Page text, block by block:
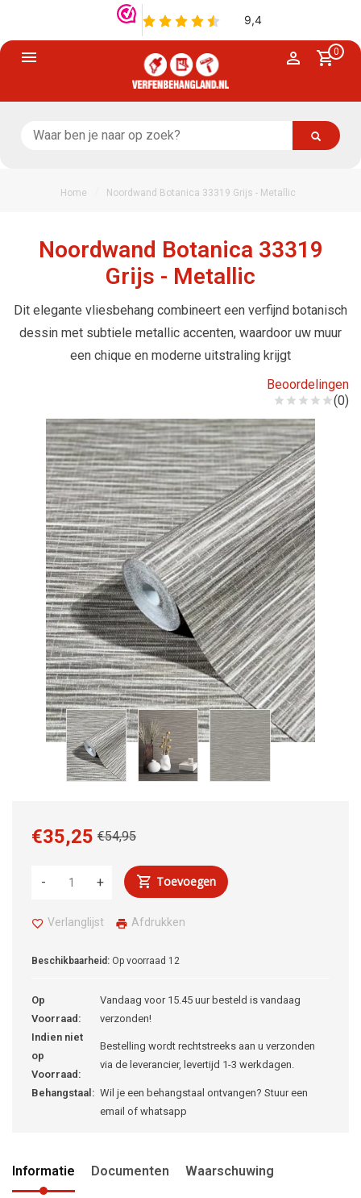
0
Home Noordwand Botanica 33319 Grijs - Metallic
Noordwand Botanica 33319
Grijs - Metallic
Dit elegante vliesbehang combineert een verfijnd botanisch
dessin met subtiele metallic accenten, waardoor uw muur
een chique en moderne uitstraling krijgt
Beoordelingen
(0)
€54,95
€35,25
+
- Toevoegen
Verlanglijst Afdrukken
Beschikbaarheid: Op voorraad 12
Op
Voorraad:
Vandaag voor 15.45 uur besteld is vandaag
verzonden!
Indien niet
op
Voorraad:
Bestelling wordt rechtstreeks aan u verzonden
via de leverancier, levertijd 1-3 werkdagen.
Behangstaal: Wil je een behangstaal ontvangen? Stuur een
email of whatsapp
Informatie Documenten Waarschuwing